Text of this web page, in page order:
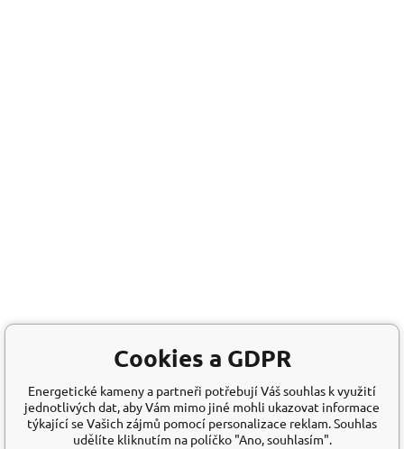
Cookies a GDPR
Energetické kameny a partneři potřebují Váš souhlas k využití
jednotlivých dat, aby Vám mimo jiné mohli ukazovat informace
týkající se Vašich zájmů pomocí personalizace reklam. Souhlas
udělíte kliknutím na políčko "Ano, souhlasím".